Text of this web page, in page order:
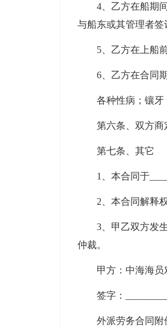
4、乙方在船期
与船东或其管理者签
5、乙方在上船
6、乙方在合同
各种性病；镶牙
第六条、双方商
第七条、其它
1、本合同于
2、本合同解释
3、甲乙双方发
仲裁。
甲方：中海海员
签字：
外派劳务合同附